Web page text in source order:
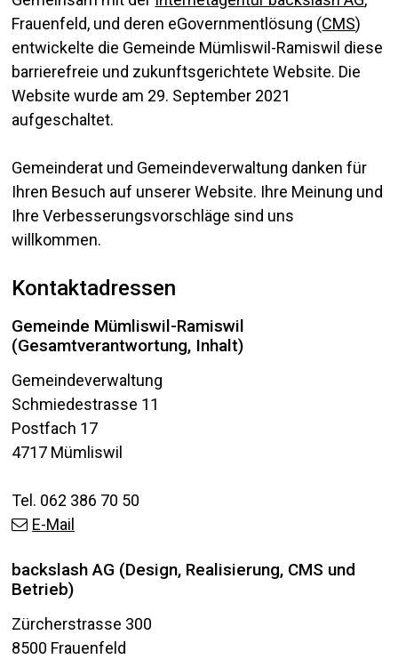
Frauenfeld, und deren eGovernmentlösung (CMS)
entwickelte die Gemeinde Mümliswil-Ramiswil diese
barrierefreie und zukunftsgerichtete Website. Die
Website wurde am 29. September 2021
aufgeschaltet.
Gemeinderat und Gemeindeverwaltung danken für
Ihren Besuch auf unserer Website. Ihre Meinung und
Ihre Verbesserungsvorschläge sind uns
willkommen.
Kontaktadressen
Gemeinde Mümliswil-Ramiswil
(Gesamtverantwortung, Inhalt)
Gemeindeverwaltung
Schmiedestrasse 11
Postfach 17
4717 Mümliswil
Tel. 062 386 70 50
E-Mail
backslash AG (Design, Realisierung, CMS und
Betrieb)
Zürcherstrasse 300
8500 Frauenfeld